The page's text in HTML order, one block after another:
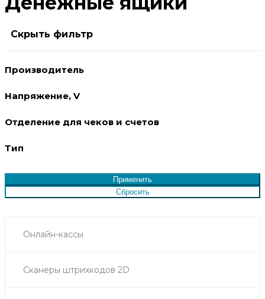
Скрыть фильтр
Производитель
Напряжение, V
Отделение для чеков и счетов
Тип
Онлайн-кассы
Сканеры штрихкодов 2D